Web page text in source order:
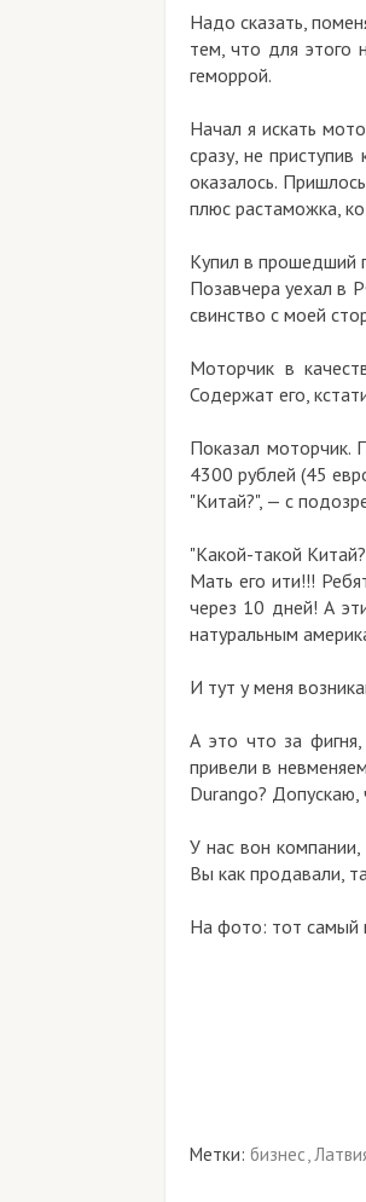
Надо сказать,
тем, что для этого
геморрой.
Начал я искать
сразу, не
оказалось.
плюс растаможка,
Купил в прошедший
Позавчера уехал в
свинство с моей
Моторчик в
Содержат его,
Показал моторчик.
4300 рублей (45
"Китай?", — с
"Какой-такой
Мать его ити!!!
через 10 дней! А
натуральным
И тут у меня
А это что за
привели в
Durango? Допускаю,
У нас вон
Вы как продавали,
На фото: тот самый
Метки: бизнес,